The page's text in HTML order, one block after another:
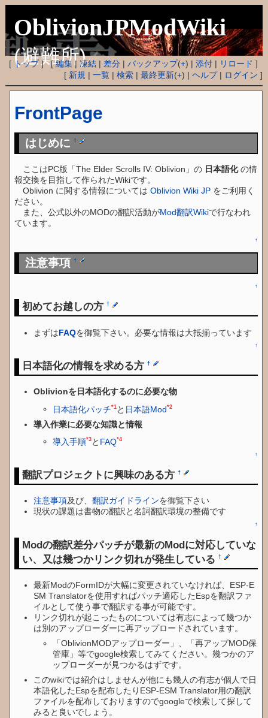
OblivionJPModWiki
(避難所)
[ トップ] [編集|凍結 | 差分 |バックアップ(+) |添付 | リロード ]
[ 新規 |一覧 |検索 |最終更新(+) |ヘルプ| ログイン ]
FrontPage
はじめに†
ここはPC版「The Elder Scrolls IV: Oblivion」の 日本語化の情
報交換を目指して作られたWikiです。
Oblivion に関する情報についてはOblivion Wiki JP をご利用く
ださい。
また、公式以外のMODの翻訳活動がMod翻訳Wikiで行なわれ
ています。
↑
注意事項†
↑
初めてお越しの方†
まずはFAQを御覧下さい。必要な情報は大抵揃っています
↑
日本語化の情報を求める方†
Oblivionを日本語化するのに必要な物
日本語化パッチ*1 と 日本語Mod*2
導入作業に必要な知識と情報
導入手順*3 と FAQ*4
↑
翻訳プロジェクトに興味のある方†
注意事項及び、翻訳ガイドラインを御覧下さい
現状の課題は書物の翻訳と名詞翻訳環境の整備です
↑
Modの翻訳差分パッチが最新のModに対応していな
い、又は幾つかリンク切れが発生している†
最新ModのFormIDが大幅に変更されていなければ、ESP-E
SM Translatorを使用すればパッチ適応したEspを翻訳ファ
イルとして使う事で翻訳する事が可能です。
リンク切れが起こったものについては有志によって幾つか
は別のアップローダーに再アップロードされています。
「OblivionMODアップローダー」、「再アップMOD保
管庫」等でgoogle検索してみてください。幾つかのア
ップローダーが見つかるはずです。
このwikiでは紹介はしませんが他にも幾人の有志が個人で日
本語化したEspを配布したりESP-ESM Translator用の翻訳
ファイルを配布しておりますのでgoogleで検索して探して
みると良いでしょう。